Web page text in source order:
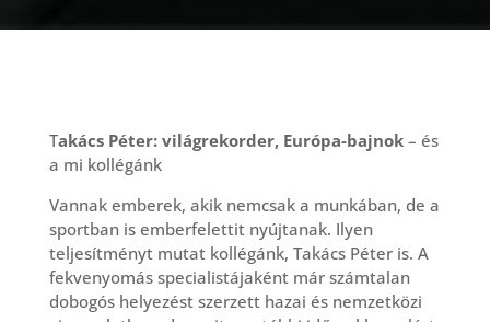
Takács Péter: világrekorder, Európa-bajnok– és
a mi kollégánk
Vannak emberek, akik nemcsak a munkában, de a
sportban is emberfelettit nyújtanak. Ilyen
teljesítményt mutat kollégánk, Takács Péter is. A
fekvenyomás specialistájaként már számtalan
dobogós helyezést szerzett hazai és nemzetközi